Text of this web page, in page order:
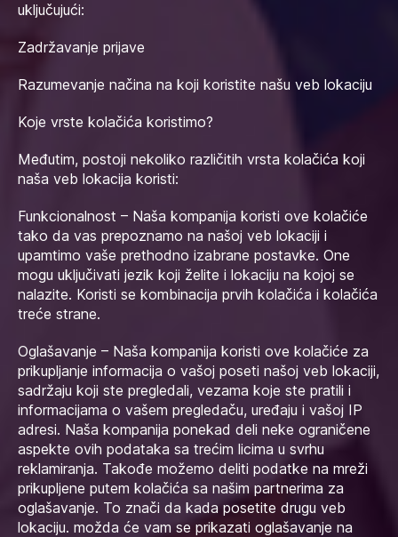
uključujući:
Zadržavanje prijave
Razumevanje načina na koji koristite našu veb lokaciju
Koje vrste kolačića koristimo?
Međutim, postoji nekoliko različitih vrsta kolačića koji
naša veb lokacija koristi:
Funkcionalnost – Naša kompanija koristi ove kolačiće
tako da vas prepoznamo na našoj veb lokaciji i
upamtimo vaše prethodno izabrane postavke. One
mogu uključivati jezik koji želite i lokaciju na kojoj se
nalazite. Koristi se kombinacija prvih kolačića i kolačića
treće strane.
Oglašavanje – Naša kompanija koristi ove kolačiće za
prikupljanje informacija o vašoj poseti našoj veb lokaciji,
sadržaju koji ste pregledali, vezama koje ste pratili i
informacijama o vašem pregledaču, uređaju i vašoj IP
adresi. Naša kompanija ponekad deli neke ograničene
aspekte ovih podataka sa trećim licima u svrhu
reklamiranja. Takođe možemo deliti podatke na mreži
prikupljene putem kolačića sa našim partnerima za
oglašavanje. To znači da kada posetite drugu veb
lokaciju. možda će vam se prikazati oglašavanje na